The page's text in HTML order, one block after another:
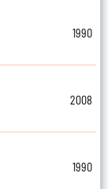
1990
2008
1990